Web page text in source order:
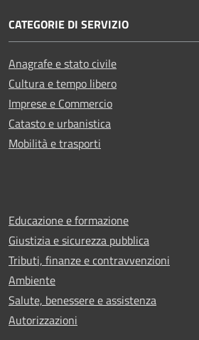
CATEGORIE DI SERVIZIO
Anagrafe e stato civile
Cultura e tempo libero
Imprese e Commercio
Catasto e urbanistica
Mobilità e trasporti
Educazione e formazione
Giustizia e sicurezza pubblica
Tributi, finanze e contravvenzioni
Ambiente
Salute, benessere e assistenza
Autorizzazioni